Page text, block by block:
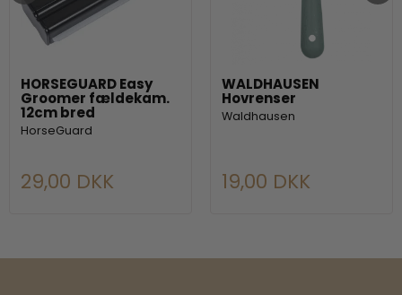
HORSEGUARD Easy
Groomer fældekam.
12cm bred
HorseGuard
29,00 DKK
WALDHAUSEN
Hovrenser
Waldhausen
19,00 DKK